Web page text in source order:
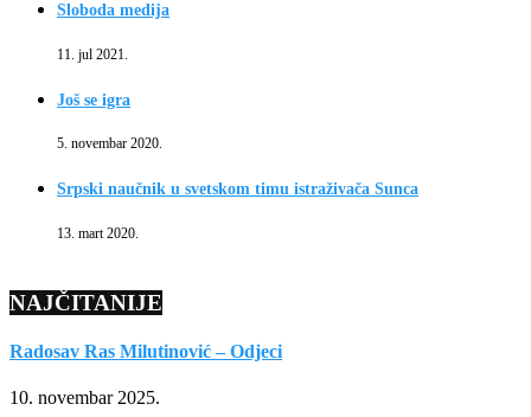
Sloboda medija
11. jul 2021.
Još se igra
5. novembar 2020.
Srpski naučnik u svetskom timu istraživača Sunca
13. mart 2020.
NAJČITANIJE
Radosav Ras Milutinović – Odjeci
10. novembar 2025.